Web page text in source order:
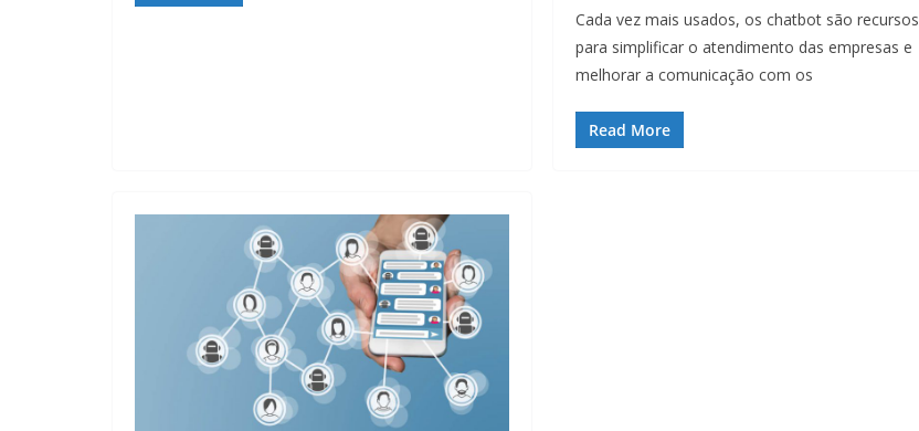
Cada vez mais usados, os chatbot são recursos
para simplificar o atendimento das empresas e
melhorar a comunicação com os
Read More